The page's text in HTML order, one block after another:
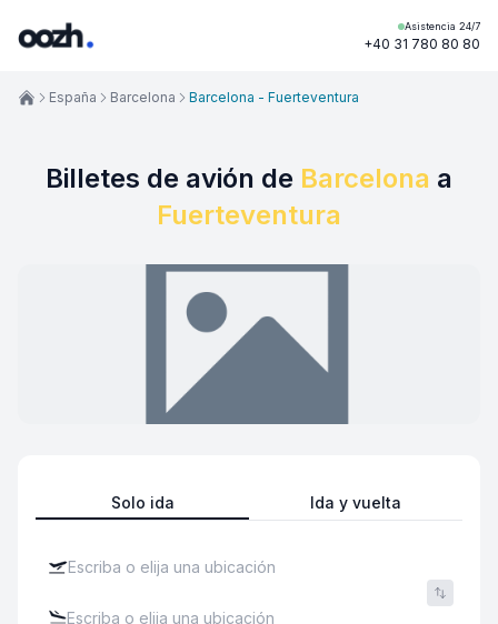
Asistencia 24/7
+40 31 780 80 80
Billetes de avión de Barcelona a
Fuerteventura
Solo ida Ida y vuelta
España Barcelona Barcelona - Fuerteventura